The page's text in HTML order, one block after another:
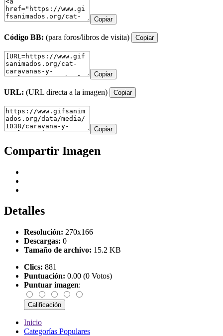
Copiar
Código BB: (para foros/libros de visita) Copiar
Copiar
URL: (URL directa a la imagen) Copiar
Copiar
Compartir Imagen
Detalles
Resolución: 270x166
Descargas: 0
Tamaño de archivo: 15.2 KB
Clics: 881
Puntuación: 0.00 (0 Votos)
Puntuar imagen:
Inicio
Categorías Populares